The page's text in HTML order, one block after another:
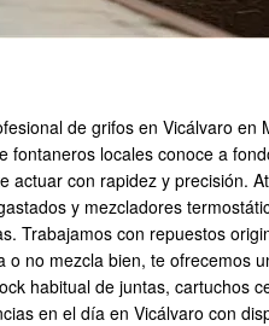
de grifos en Vicálvaro
fontaneros locales conoce a
actuar con rapidez y precisión.
y mezcladores
Trabajamos con repuestos
o no mezcla bien, te ofrecemos
habitual de juntas, cartuchos
en el día en Vicálvaro con